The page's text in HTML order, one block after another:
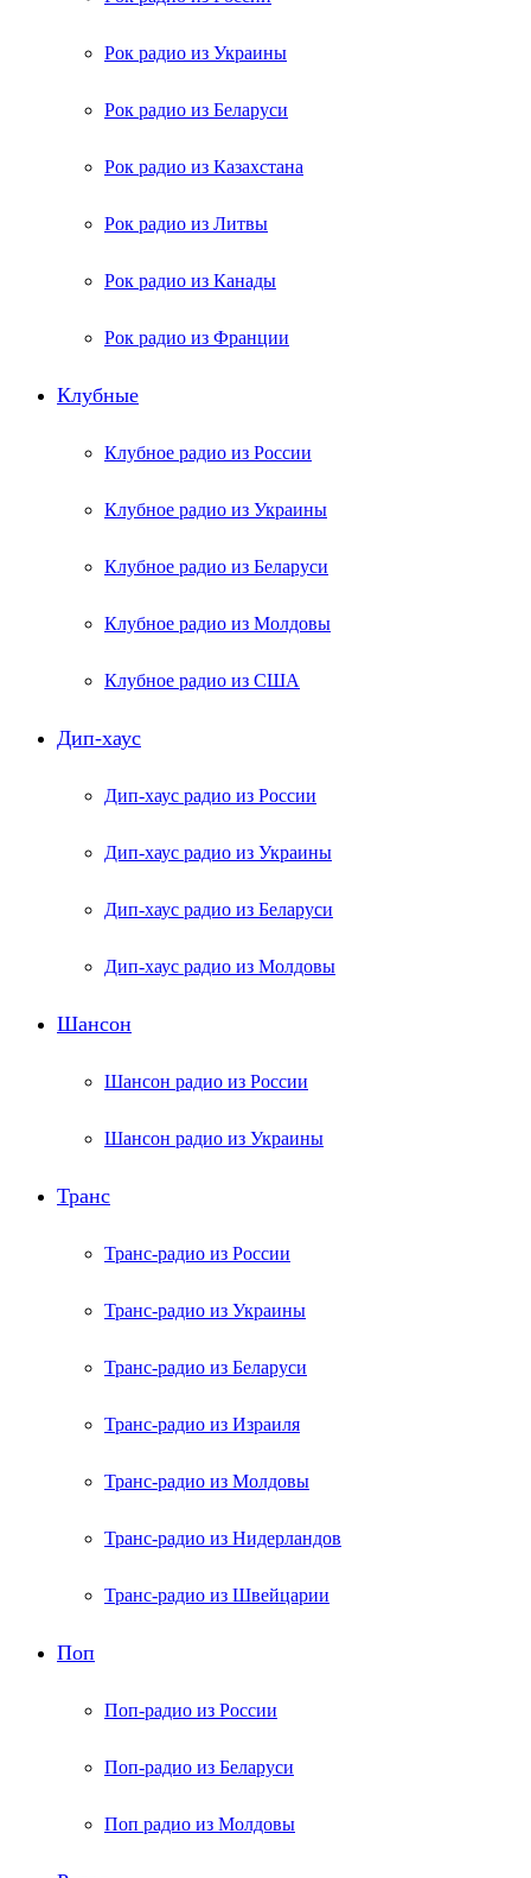
Рок радио из Украины
Рок радио из Беларуси
Рок радио из Казахстана
Рок радио из Литвы
Рок радио из Канады
Рок радио из Франции
Клубные
Клубное радио из России
Клубное радио из Украины
Клубное радио из Беларуси
Клубное радио из Молдовы
Клубное радио из США
Дип-хаус
Дип-хаус радио из России
Дип-хаус радио из Украины
Дип-хаус радио из Беларуси
Дип-хаус радио из Молдовы
Шансон
Шансон радио из России
Шансон радио из Украины
Транс
Транс-радио из России
Транс-радио из Украины
Транс-радио из Беларуси
Транс-радио из Израиля
Транс-радио из Молдовы
Транс-радио из Нидерландов
Транс-радио из Швейцарии
Поп
Поп-радио из России
Поп-радио из Беларуси
Поп радио из Молдовы